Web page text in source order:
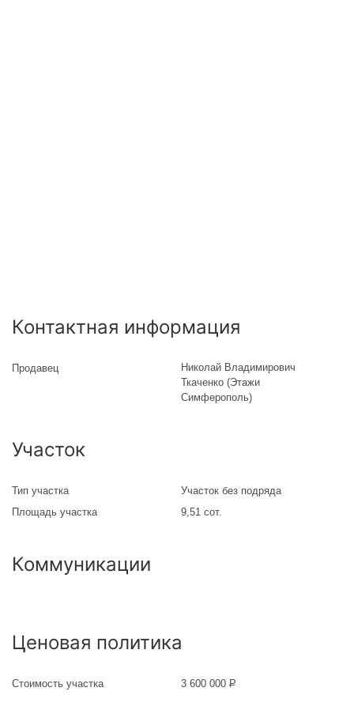
Контактная информация
Продавец
Николай Владимирович
Ткаченко (Этажи
Симферополь)
Участок
Тип участка
Участок без подряда
Площадь участка
9,51 сот.
Коммуникации
Ценовая политика
Стоимость участка 3 600 000Р